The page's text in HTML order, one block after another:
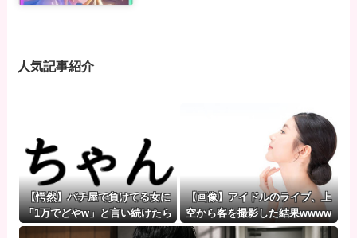
人気記事紹介
【愕然】パチ屋で負けてる女に
「1万でどやw」と言い続けたら
wwww
【画像】アイドルのライブ、上
空から客を撮影した結果wwww
www